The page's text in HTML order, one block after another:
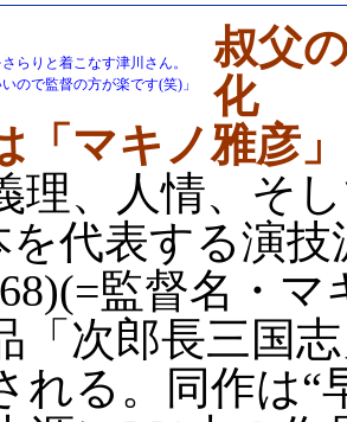
らりと着こなす津川さん。
ので監督の方が楽です(笑)」
叔父
化
「マキノ雅彦」
、人情、そ
代表する演技
監督名・マ
「次郎長三国
れる。同作は“